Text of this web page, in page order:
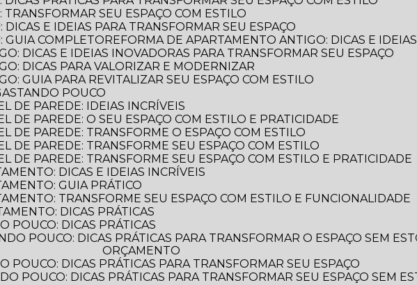
TRANSFORMAR SEU ESPAÇO COM ESTILO
DICAS E IDEIAS PARA TRANSFORMAR SEU ESPAÇO
GUIA COMPLETO
REFORMA DE APARTAMENTO ANTIGO: DICAS E IDEIAS
DICAS E IDEIAS INOVADORAS PARA TRANSFORMAR SEU ESPAÇO
DICAS PARA VALORIZAR E MODERNIZAR
GUIA PARA REVITALIZAR SEU ESPAÇO COM ESTILO
POUCO
DE PAREDE: IDEIAS INCRÍVEIS
DE PAREDE: O SEU ESPAÇO COM ESTILO E PRATICIDADE
DE PAREDE: TRANSFORME O ESPAÇO COM ESTILO
DE PAREDE: TRANSFORME SEU ESPAÇO COM ESTILO
DE PAREDE: TRANSFORME SEU ESPAÇO COM ESTILO E PRATICIDADE
DICAS E IDEIAS INCRÍVEIS
GUIA PRÁTICO
TRANSFORME SEU ESPAÇO COM ESTILO E FUNCIONALIDADE
DICAS PRÁTICAS
POUCO: DICAS PRÁTICAS
ORÇAMENTO
POUCO: DICAS PRÁTICAS PARA TRANSFORMAR SEU ESPAÇO